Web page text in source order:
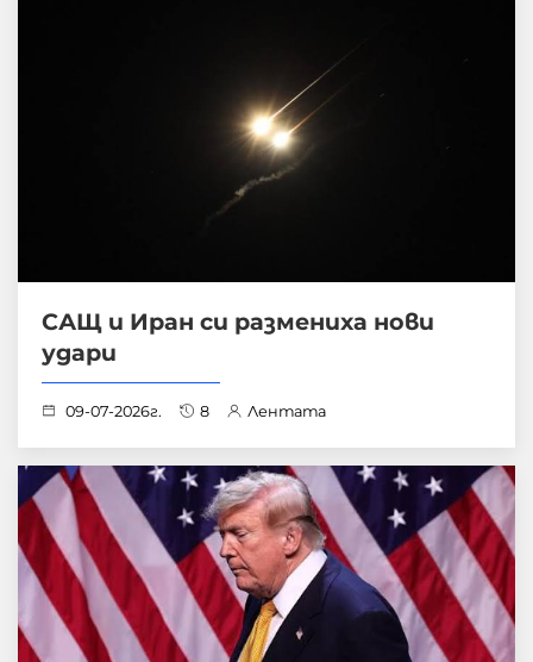
САЩ и Иран си размениха нови
удари
09-07-2026г. 8 Лентата